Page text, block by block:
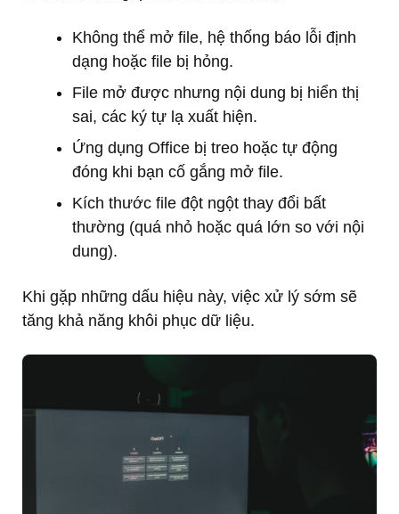
Không thể mở file, hệ thống báo lỗi định
dạng hoặc file bị hỏng.
File mở được nhưng nội dung bị hiển thị
sai, các ký tự lạ xuất hiện.
Ứng dụng Office bị treo hoặc tự động
đóng khi bạn cố gắng mở file.
Kích thước file đột ngột thay đổi bất
thường (quá nhỏ hoặc quá lớn so với nội
dung).
Khi gặp những dấu hiệu này, việc xử lý sớm sẽ
tăng khả năng khôi phục dữ liệu.